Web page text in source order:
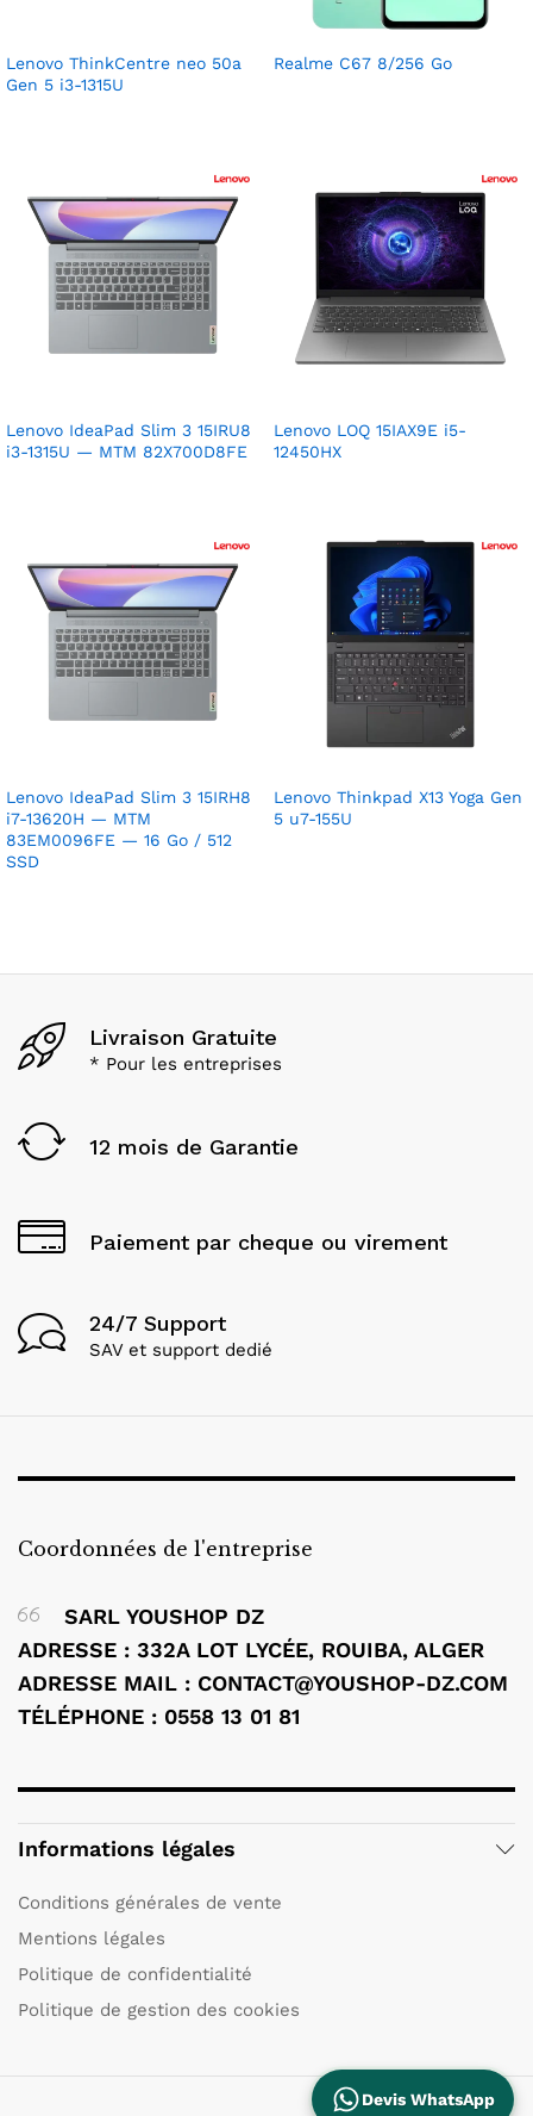
Lenovo ThinkCentre neo 50a
Gen 5 i3-1315U
Realme C67 8/256 Go
Lenovo IdeaPad Slim 3 15IRU8
i3-1315U — MTM 82X700D8FE
Lenovo LOQ 15IAX9E i5-
12450HX
Lenovo IdeaPad Slim 3 15IRH8
i7-13620H — MTM
83EM0096FE — 16 Go / 512
SSD
Lenovo Thinkpad X13 Yoga Gen
5 u7-155U
Livraison Gratuite
* Pour les entreprises
12 mois de Garantie
Paiement par cheque ou virement
24/7 Support
SAV et support dedié
Coordonnées de l'entreprise
SARL YOUSHOP DZ
ADRESSE : 332A LOT LYCÉE, ROUIBA, ALGER
ADRESSE MAIL : CONTACT@YOUSHOP-DZ.COM
TÉLÉPHONE : 0558 13 01 81
Informations légales
Conditions générales de vente
Mentions légales
Politique de confidentialité
Politique de gestion des cookies
Devis WhatsApp